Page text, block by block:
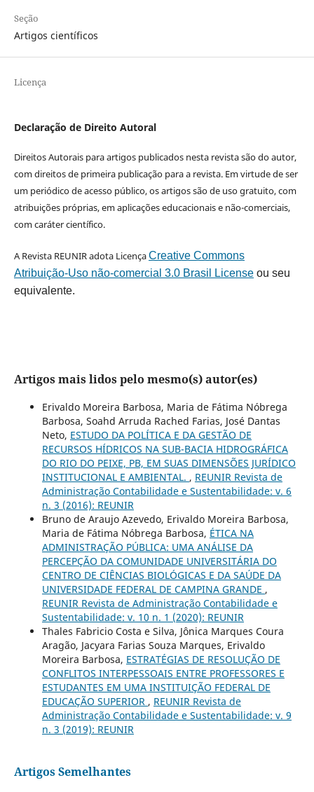
Seção
Artigos científicos
Licença
Declaração de Direito Autoral
Direitos Autorais para artigos publicados nesta revista são do autor,
com direitos de primeira publicação para a revista. Em virtude de ser
um periódico de acesso público, os artigos são de uso gratuito, com
atribuições próprias, em aplicações educacionais e não-comerciais,
com caráter científico.
A Revista REUNIR adota LicençaCreative Commons
Atribuição-Uso não-comercial 3.0 Brasil Licenseou seu
equivalente.
Artigos mais lidos pelo mesmo(s) autor(es)
Erivaldo Moreira Barbosa, Maria de Fátima Nóbrega
Barbosa, Soahd Arruda Rached Farias, José Dantas
Neto, ESTUDO DA POLÍTICA E DA GESTÃO DE
RECURSOS HÍDRICOS NA SUB-BACIA HIDROGRÁFICA
DO RIO DO PEIXE, PB, EM SUAS DIMENSÕES JURÍDICO
INSTITUCIONAL E AMBIENTAL. , REUNIR Revista de
Administração Contabilidade e Sustentabilidade: v. 6
n. 3 (2016): REUNIR
Bruno de Araujo Azevedo, Erivaldo Moreira Barbosa,
Maria de Fátima Nóbrega Barbosa, ÉTICA NA
ADMINISTRAÇÃO PÚBLICA: UMA ANÁLISE DA
PERCEPÇÃO DA COMUNIDADE UNIVERSITÁRIA DO
CENTRO DE CIÊNCIAS BIOLÓGICAS E DA SAÚDE DA
UNIVERSIDADE FEDERAL DE CAMPINA GRANDE ,
REUNIR Revista de Administração Contabilidade e
Sustentabilidade: v. 10 n. 1 (2020): REUNIR
Thales Fabricio Costa e Silva, Jônica Marques Coura
Aragão, Jacyara Farias Souza Marques, Erivaldo
Moreira Barbosa, ESTRATÉGIAS DE RESOLUÇÃO DE
CONFLITOS INTERPESSOAIS ENTRE PROFESSORES E
ESTUDANTES EM UMA INSTITUIÇÃO FEDERAL DE
EDUCAÇÃO SUPERIOR , REUNIR Revista de
Administração Contabilidade e Sustentabilidade: v. 9
n. 3 (2019): REUNIR
Artigos Semelhantes